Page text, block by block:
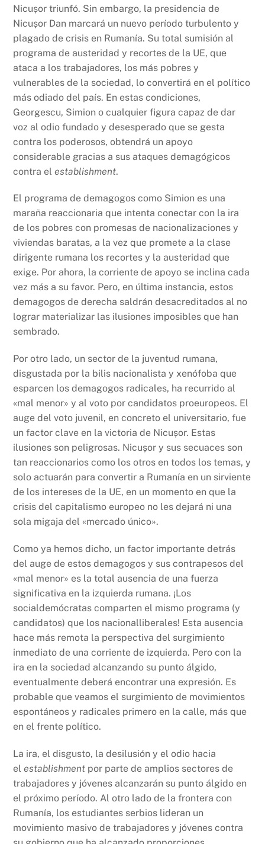
Nicușor triunfó. Sin embargo, la presidencia de
Nicușor Dan marcará un nuevo período turbulento y
plagado de crisis en Rumanía. Su total sumisión al
programa de austeridad y recortes de la UE, que
ataca a los trabajadores, los más pobres y
vulnerables de la sociedad, lo convertirá en el político
más odiado del país. En estas condiciones,
Georgescu, Simion o cualquier figura capaz de dar
voz al odio fundado y desesperado que se gesta
contra los poderosos, obtendrá un apoyo
considerable gracias a sus ataques demagógicos
contra elestablishment.
El programa de demagogos como Simion es una
maraña reaccionaria que intenta conectar con la ira
de los pobres con promesas de nacionalizaciones y
viviendas baratas, a la vez que promete a la clase
dirigente rumana los recortes y la austeridad que
exige. Por ahora, la corriente de apoyo se inclina cada
vez más a su favor. Pero, en última instancia, estos
demagogos de derecha saldrán desacreditados al no
lograr materializar las ilusiones imposibles que han
sembrado.
Por otro lado, un sector de la juventud rumana,
disgustada por la bilis nacionalista y xenófoba que
esparcen los demagogos radicales, ha recurrido al
«mal menor» y al voto por candidatos proeuropeos. El
auge del voto juvenil, en concreto el universitario, fue
un factor clave en la victoria de Nicușor. Estas
ilusiones son peligrosas. Nicușor y sus secuaces son
tan reaccionarios como los otros en todos los temas, y
solo actuarán para convertir a Rumanía en un sirviente
de los intereses de la UE, en un momento en que la
crisis del capitalismo europeo no les dejará ni una
sola migaja del «mercado único».
Como ya hemos dicho, un factor importante detrás
del auge de estos demagogos y sus contrapesos del
«mal menor» es la total ausencia de una fuerza
significativa en la izquierda rumana. ¡Los
socialdemócratas comparten el mismo programa (y
candidatos) que los nacionalliberales! Esta ausencia
hace más remota la perspectiva del surgimiento
inmediato de una corriente de izquierda. Pero con la
ira en la sociedad alcanzando su punto álgido,
eventualmente deberá encontrar una expresión. Es
probable que veamos el surgimiento de movimientos
espontáneos y radicales primero en la calle, más que
en el frente político.
La ira, el disgusto, la desilusión y el odio hacia
elestablishment por parte de amplios sectores de
trabajadores y jóvenes alcanzarán su punto álgido en
el próximo período. Al otro lado de la frontera con
Rumanía, los estudiantes serbios lideran un
movimiento masivo de trabajadores y jóvenes contra